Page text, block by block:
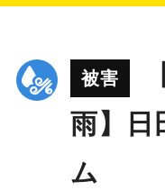
被害
雨】日
ム